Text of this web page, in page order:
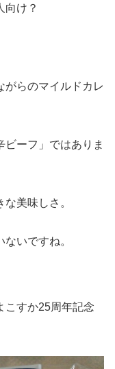
向け？
がらのマイルドカレ
ーフ」ではありま
美味しさ。
いですね。
こすか25周年記念